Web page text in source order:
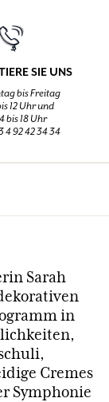
SIE UNS
bis Freitag
12 Uhr und
bis 18 Uhr
4 92 42 34 34
Sarah
in
Cremes
Symphonie